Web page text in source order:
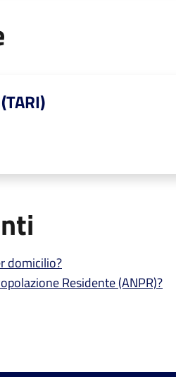
domicilio?
Residente (ANPR)?